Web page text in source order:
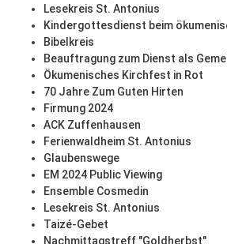
Lesekreis St. Antonius
Kindergottesdienst beim
Bibelkreis
Beauftragung zum Dienst als
Ökumenisches Kirchfest in Rot
70 Jahre Zum Guten Hirten
Firmung 2024
ACK Zuffenhausen
Ferienwaldheim St. Antonius
Glaubenswege
EM 2024 Public Viewing
Ensemble Cosmedin
Lesekreis St. Antonius
Taizé-Gebet
Nachmittagstreff "Goldherbst"